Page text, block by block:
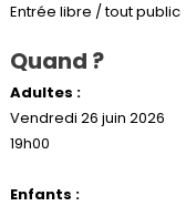
Entrée libre / tout public
Quand ?
Adultes :
Vendredi 26 juin 2026
19h00
Enfants :